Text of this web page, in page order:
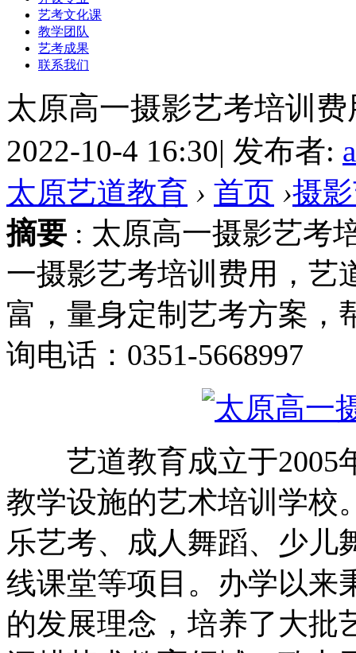
艺考文化课
教学团队
艺考成果
联系我们
太原高一摄影艺考培训费
2022-10-4 16:30| 发布者:
太原艺道教育 › 首页 ›摄
摘要 : 太原高一摄影艺考
一摄影艺考培训费用，艺
富，量身定制艺考方案，
询电话：0351-5668997
艺道教育成立于2005
教学设施的艺术培训学校
乐艺考、成人舞蹈、少儿
线课堂等项目。办学以来
的发展理念，培养了大批